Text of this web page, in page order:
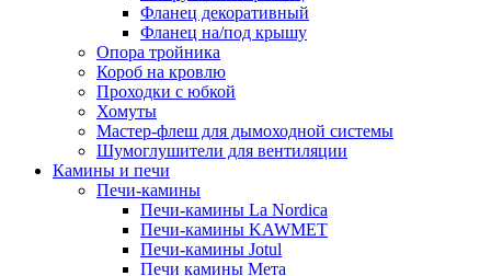
Фланец декоративный
Фланец на/под крышу
Опора тройника
Короб на кровлю
Проходки с юбкой
Хомуты
Мастер-флеш для дымоходной системы
Шумоглушители для вентиляции
Камины и печи
Печи-камины
Печи-камины La Nordica
Печи-камины KAWMET
Печи-камины Jotul
Печи камины Мета